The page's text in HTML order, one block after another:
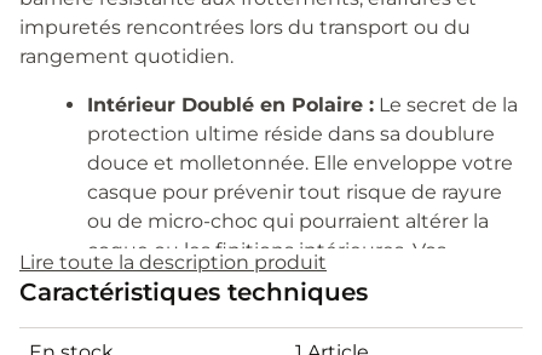
impuretés rencontrées lors du transport ou du
rangement quotidien.
Intérieur Doublé en Polaire : Le secret de la
protection ultime réside dans sa doublure
douce et molletonnée. Elle enveloppe votre
casque pour prévenir tout risque de rayure
ou de micro-choc qui pourraient altérer la
coque ou les finitions intérieures. Vos
précieux accessoires (visière pare-soleil,
harnais d’ajustement, mousse intérieure)
Lire toute la description produit
Caractéristiques techniques